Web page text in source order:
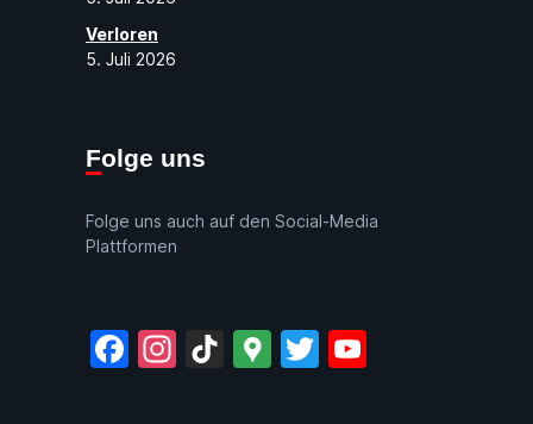
Verloren
5. Juli 2026
Folge uns
Folge uns auch auf den Social-Media
Plattformen
Facebook
Instagram
TikTok
GoogleTwitter